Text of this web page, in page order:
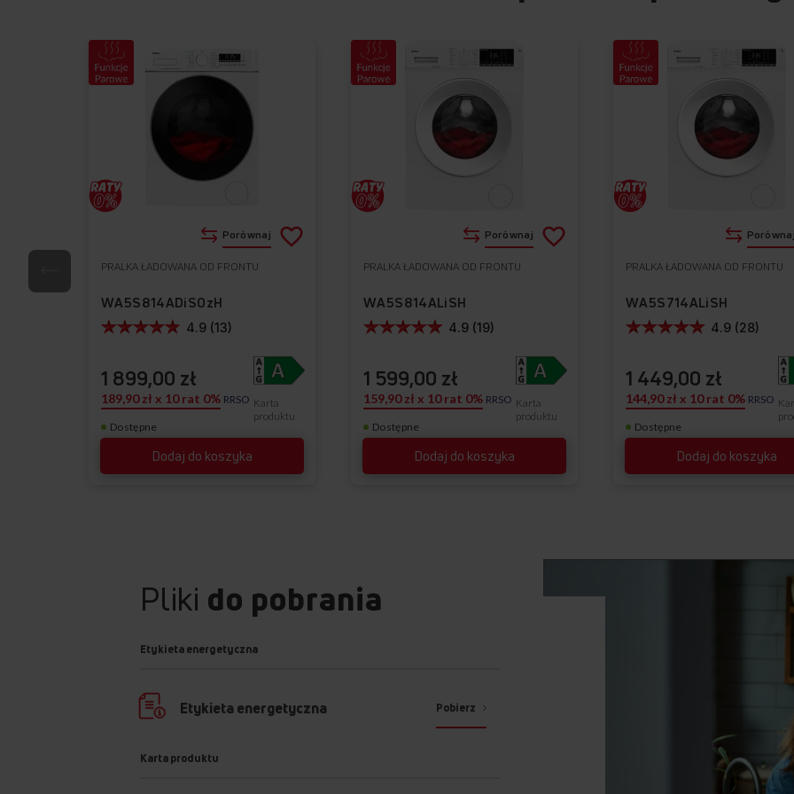
Dostępne
PRALKA ŁADOWANA OD FRONTU
WA5S814ADiSOzH
Dodaj do koszyka
4.9 (13)
Karta
produktu
1 899,00 zł
189,90 zł x 10 rat 0% RRSO
Porównaj Dodaj
Dostępne
PRALKA ŁADOWANA OD FRONTU
WA5S814ALiSH
Dodaj do koszyka
4.9 (19)
Karta
produktu
1 599,00 zł
159,90 zł x 10 rat 0% RRSO
Porównaj Dodaj
Dostępne
PRALKA ŁADOWANA OD FRONTU
WA5S714ALiSH
Dodaj do koszyka
4.9 (28)
1 449,00 zł
144,90 zł x 10 rat 0% RRSO
Porównaj
Pliki do pobrania
Etykieta energetyczna
Etykieta energetyczna Pobierz
Karta produktu